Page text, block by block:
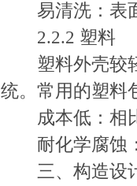
易清洗：表面
2.2.2 塑料
塑料外壳较轻
统。常用的塑料
成本低：相比
耐化学腐蚀：
三、构造设